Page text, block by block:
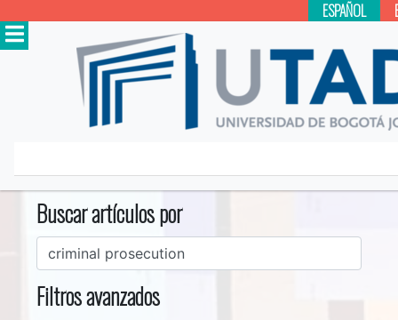
ESPAÑOL
Buscar artículos por
Filtros avanzados